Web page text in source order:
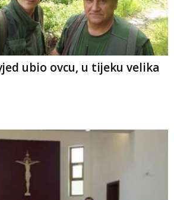
ubio ovcu, u tijeku velika